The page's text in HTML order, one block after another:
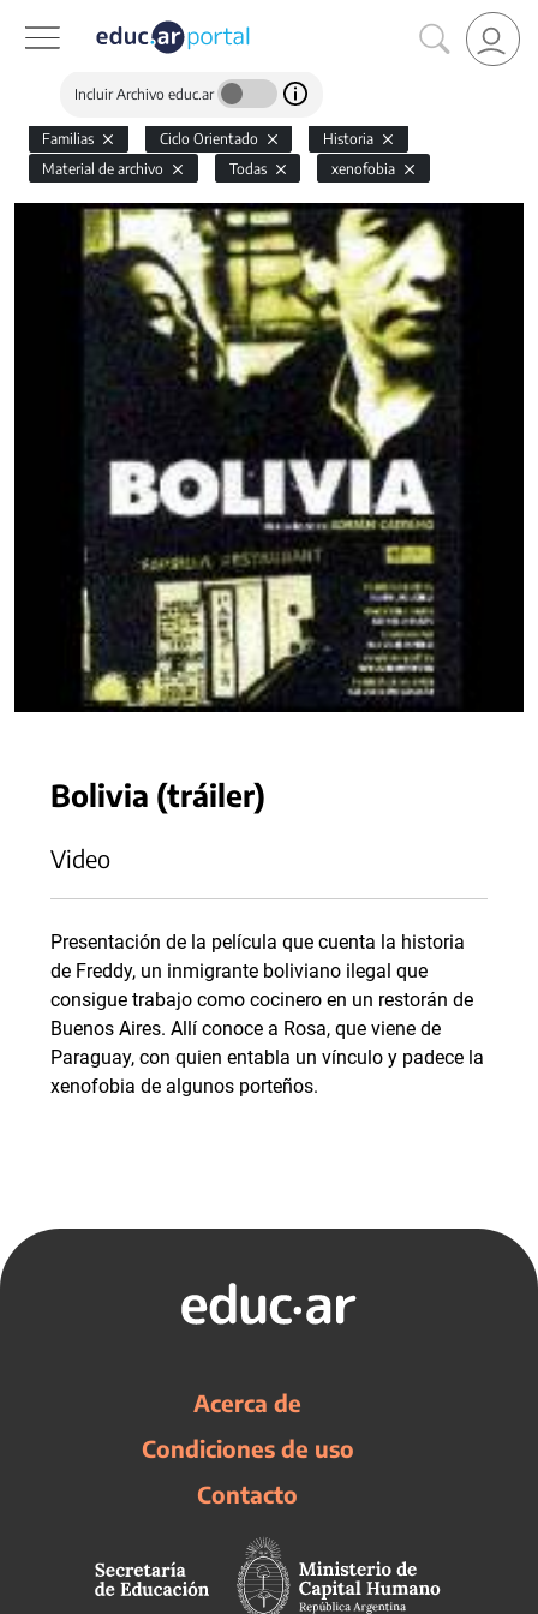
Incluir Archivo educ.ar
Familias Ciclo Orientado
Historia
Material de archivo
Todas xenofobia
Bolivia (tráiler)
Video
Presentación de la película que cuenta la historia
de Freddy, un inmigrante boliviano ilegal que
consigue trabajo como cocinero en un restorán de
Buenos Aires. Allí conoce a Rosa, que viene de
Paraguay, con quien entabla un vínculo y padece la
xenofobia de algunos porteños.
Acerca de
Condiciones de uso
Contacto